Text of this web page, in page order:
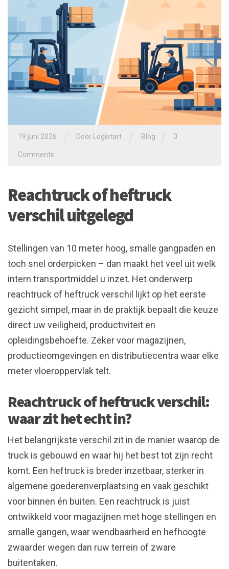
19 juni 2026 Door Logistart Blog 0
Comments
Reachtruck of heftruck
verschil uitgelegd
Stellingen van 10 meter hoog, smalle gangpaden en
toch snel orderpicken – dan maakt het veel uit welk
intern transportmiddel u inzet. Het onderwerp
reachtruck of heftruck verschil lijkt op het eerste
gezicht simpel, maar in de praktijk bepaalt die keuze
direct uw veiligheid, productiviteit en
opleidingsbehoefte. Zeker voor magazijnen,
productieomgevingen en distributiecentra waar elke
meter vloeroppervlak telt.
Reachtruck of heftruck verschil:
waar zit het echt in?
Het belangrijkste verschil zit in de manier waarop de
truck is gebouwd en waar hij het best tot zijn recht
komt. Een heftruck is breder inzetbaar, sterker in
algemene goederenverplaatsing en vaak geschikt
voor binnen én buiten. Een reachtruck is juist
ontwikkeld voor magazijnen met hoge stellingen en
smalle gangen, waar wendbaarheid en hefhoogte
zwaarder wegen dan ruw terrein of zware
buitentaken.